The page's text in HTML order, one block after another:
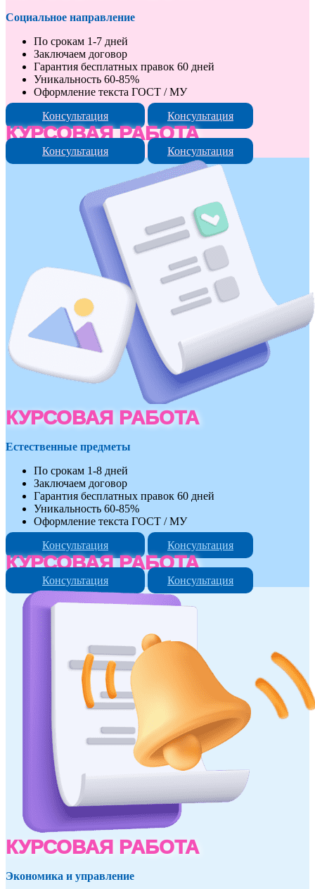
Социальное направление
По срокам 1-7 дней
Заключаем договор
Гарантия бесплатных правок 60 дней
Уникальность 60-85%
Оформление текста ГОСТ / МУ
Консультация
Консультация
КУРСОВАЯ РАБОТА
Консультация Консультация
КУРСОВАЯ РАБОТА
Естественные предметы
По срокам 1-8 дней
Заключаем договор
Гарантия бесплатных правок 60 дней
Уникальность 60-85%
Оформление текста ГОСТ / МУ
Консультация
Консультация
КУРСОВАЯ РАБОТА
Консультация Консультация
КУРСОВАЯ РАБОТА
Экономика и управление